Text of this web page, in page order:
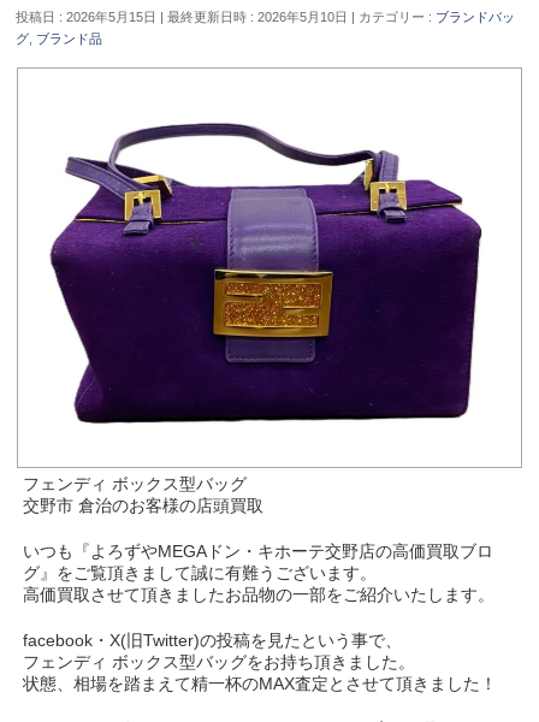
投稿日 : 2026年5月15日 最終更新日時 : 2026年5月10日 カテゴリー : ブランドバッ
グ ブランド品
フェンディ ボックス型バッグ
交野市 倉治のお客様の店頭買取
いつも『よろずやMEGAドン・キホーテ交野店の高価買取ブロ
グ』をご覧頂きまして誠に有難うございます。
高価買取させて頂きましたお品物の一部をご紹介いたします。
facebook・X(旧Twitter)の投稿を見たという事で、
フェンディ ボックス型バッグをお持ち頂きました。
状態、相場を踏まえて精一杯のMAX査定とさせて頂きました！